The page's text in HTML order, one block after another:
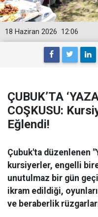
12:06
18 Haziran 2026
ÇUBUK’TA
COŞKUSU:
Eğlendi!
Çubuk'ta düzenlenen
kursiyerler, engelli
unutulmaz bir gün
ikram edildiği,
ve beraberlik